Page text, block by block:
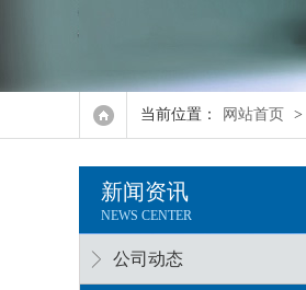
6.0
8.0
4.0
当前位置： 网站首页 >
新闻资讯
NEWS CENTER
公司动态